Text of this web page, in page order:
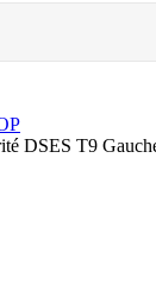
DSES T9